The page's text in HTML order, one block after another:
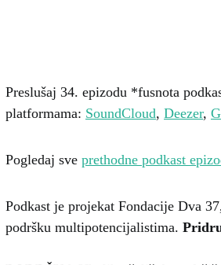
Preslušaj 34. epizodu *fusnota
platformama: SoundCloud, Deezer,
Pogledaj sve prethodne podkast
Podkast je projekat Fondacije Dva
podršku multipotencijalistima.